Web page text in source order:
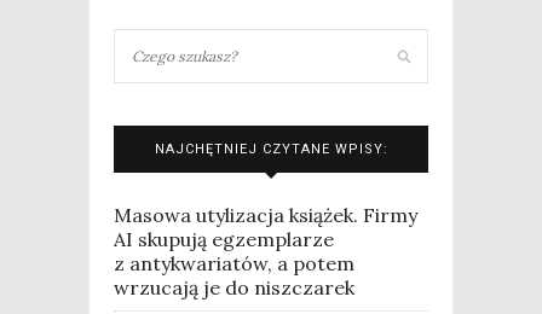
NAJCHĘTNIEJ CZYTANE WPISY:
Masowa utylizacja książek. Firmy
AI skupują egzemplarze
z antykwariatów, a potem
wrzucają je do niszczarek